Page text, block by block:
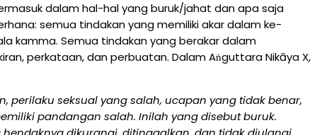
dalam hal-hal yang buruk/jahat dan apa saja
semua tindakan yang memiliki akar dalam ke-
kamma. Semua tindakan yang berakar dalam
perkataan, dan perbuatan. Dalam Aṅguttara Nikāya X,
perilaku seksual yang salah, ucapan yang tidak benar,
pandangan salah. Inilah yang disebut buruk.